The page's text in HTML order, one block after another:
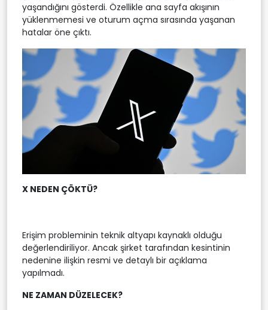
yaşandığını gösterdi. Özellikle ana sayfa akışının
yüklenmemesi ve oturum açma sırasında yaşanan
hatalar öne çıktı.
X NEDEN ÇÖKTÜ?
Erişim probleminin teknik altyapı kaynaklı olduğu
değerlendiriliyor. Ancak şirket tarafından kesintinin
nedenine ilişkin resmi ve detaylı bir açıklama
yapılmadı.
NE ZAMAN DÜZELECEK?